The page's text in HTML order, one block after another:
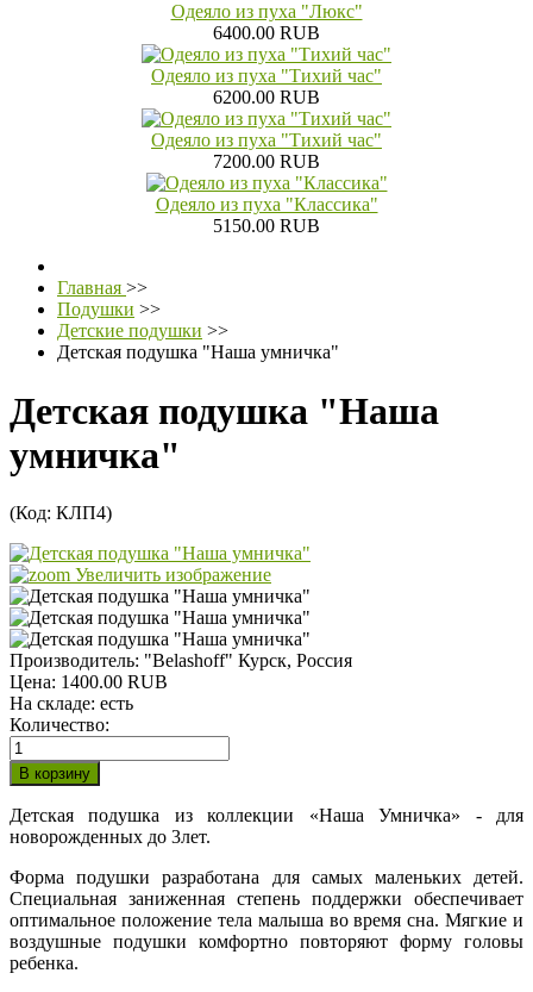
Одеяло из пуха "Люкс"
6400.00 RUB
Одеяло из пуха "Тихий час"
6200.00 RUB
Одеяло из пуха "Тихий час"
7200.00 RUB
Одеяло из пуха "Классика"
5150.00 RUB
Главная >>
Подушки >>
Детские подушки >>
Детская подушка "Наша умничка"
Детская подушка "Наша
умничка"
(Код: КЛП4)
Увеличить изображение
Производитель: "Belashoff" Курск, Россия
Цена: 1400.00 RUB
На складе: есть
Количество:
Детская подушка из коллекции «Наша Умничка» - для
новорожденных до 3лет.
Форма подушки разработана для самых маленьких детей.
Специальная заниженная степень поддержки обеспечивает
оптимальное положение тела малыша во время сна. Мягкие и
воздушные подушки комфортно повторяют форму головы
ребенка.